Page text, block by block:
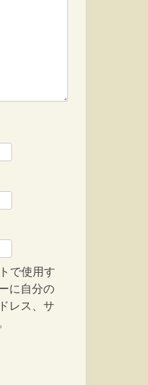
で使用す
に自分の
レス、サ